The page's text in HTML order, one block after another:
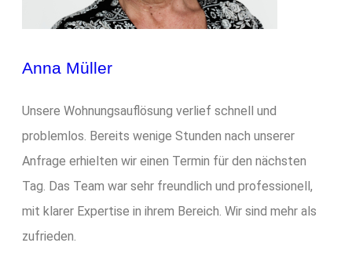
Anna Müller
Unsere Wohnungsauflösung verlief schnell und
problemlos. Bereits wenige Stunden nach unserer
Anfrage erhielten wir einen Termin für den nächsten
Tag. Das Team war sehr freundlich und professionell,
mit klarer Expertise in ihrem Bereich. Wir sind mehr als
zufrieden.